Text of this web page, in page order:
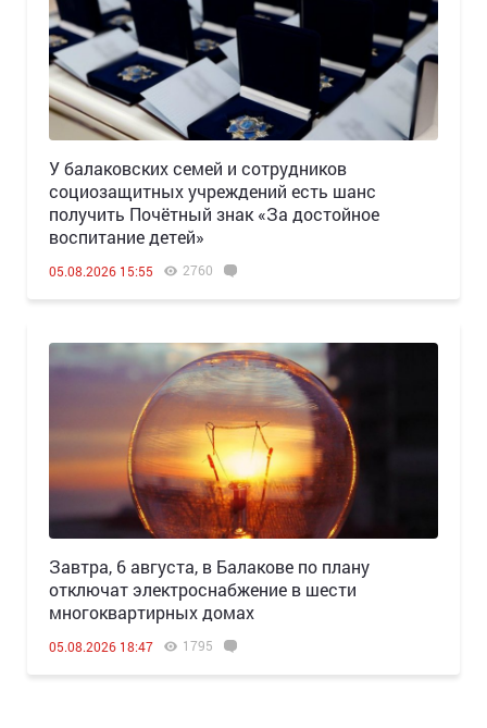
У балаковских семей и сотрудников
социозащитных учреждений есть шанс
получить Почётный знак «За достойное
воспитание детей»
05.08.2026 15:55 2760
Завтра, 6 августа, в Балакове по плану
отключат электроснабжение в шести
многоквартирных домах
05.08.2026 18:47 1795